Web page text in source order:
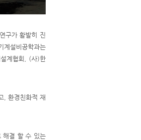
구가 활발히 진
계설비공학과는
계협회, (사)한
, 환경친화적 재
해결 할 수 있는